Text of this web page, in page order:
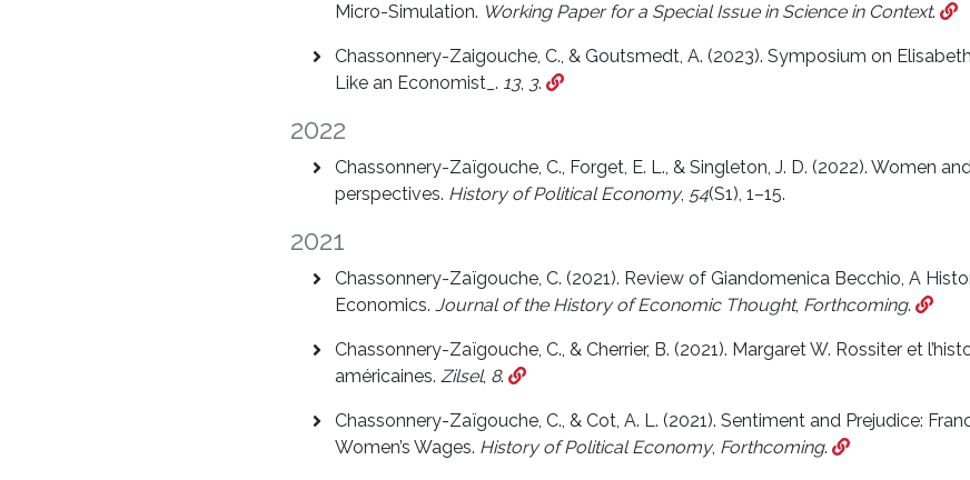
Micro-Simulation. Working Paper for a Special Issue in Science in Context.
Chassonnery-Zaigouche, C., & Goutsmedt, A. (2023). Symposium on
Like an Economist_. 13, 3.
2022
Chassonnery-Zaïgouche, C., Forget, E. L., & Singleton, J. D. (2022). Women
perspectives. History of Political Economy, 54(S1), 1–15.
2021
Chassonnery-Zaïgouche, C. (2021). Review of Giandomenica Becchio, A
Economics. Journal of the History of Economic Thought, Forthcoming.
Chassonnery-Zaïgouche, C., & Cherrier, B. (2021). Margaret W. Rossiter et
américaines. Zilsel, 8.
Chassonnery-Zaïgouche, C., & Cot, A. L. (2021). Sentiment and Prejudice:
Women’s Wages. History of Political Economy, Forthcoming.